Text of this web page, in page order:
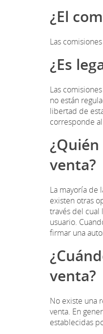
¿El
Las
¿Es
Las
no están
libertad de
corresponde
venta?
La mayoría de
existen otras
través del
usuario.
firmar una
venta?
No existe una
venta. En
establecidas